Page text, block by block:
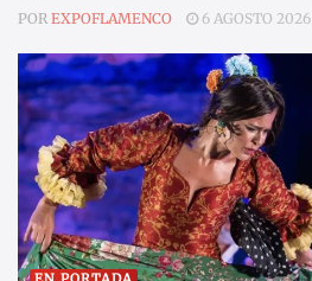
POR EXPOFLAMENCO 6 AGOSTO 2026